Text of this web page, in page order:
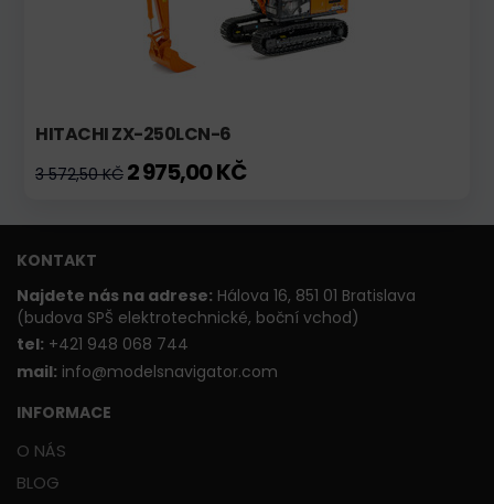
HITACHI ZX-250LCN-6
3 572,50 KČ 2 975,00 KČ
KONTAKT
Najdete nás na adrese: Hálova 16, 851 01 Bratislava
(budova SPŠ elektrotechnické, boční vchod)
tel: +421 948 068 744
mail: info@modelsnavigator.com
INFORMACE
O NÁS
BLOG